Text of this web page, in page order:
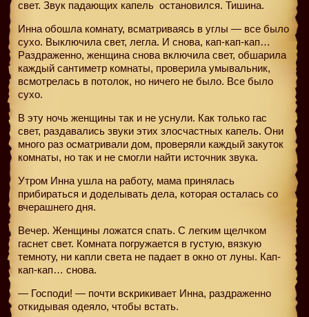
свет. Звук падающих капель остановился. Тишина.
Инна обошла комнату, всматриваясь в углы — все было
сухо. Выключила свет, легла. И снова, кап-кап-кап…
Раздраженно, женщина снова включила свет, обшарила
каждый сантиметр комнаты, проверила умывальник,
всмотрелась в потолок, но ничего не было. Все было
сухо.
В эту ночь женщины так и не уснули. Как только гас
свет, раздавались звуки этих злосчастных капель. Они
много раз осматривали дом, проверяли каждый закуток
комнаты, но так и не смогли найти источник звука.
Утром Инна ушла на работу, мама принялась
прибираться и доделывать дела, которая осталась со
вчерашнего дня.
Вечер. Женщины ложатся спать. С легким щелчком
гаснет свет. Комната погружается в густую, вязкую
темноту, ни капли света не падает в окно от луны. Кап-
кап-кап… снова.
— Господи! — почти вскрикивает Инна, раздраженно
откидывая одеяло, чтобы встать.